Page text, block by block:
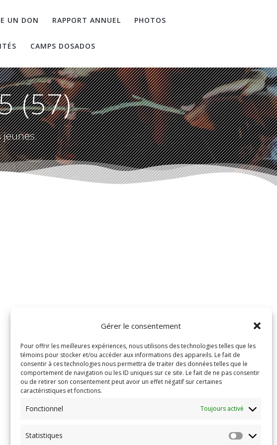
Gérer le consentement
Pour offrir les meilleures expériences, nous utilisons des technologies telles que les
témoins pour stocker et/ou accéder aux informations des appareils. Le fait de
consentir à ces technologies nous permettra de traiter des données telles que le
comportement de navigation ou les ID uniques sur ce site. Le fait de ne pas consentir
ou de retirer son consentement peut avoir un effet négatif sur certaines
caractéristiques et fonctions.
Fonctionnel Toujours activé
Statistiques
UN DON RAPPORT ANNUEL PHOTOS
CAMPS DOSADOS
(57)
jeunes.